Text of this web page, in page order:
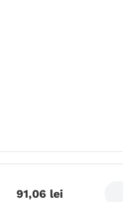
91,06 lei